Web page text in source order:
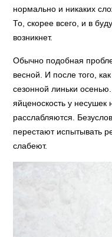
нормально и никаких
То, скорее всего, и в
возникнет.
Обычно подобная
весной. И после того,
сезонной линьки
яйценоскость у
расслабляются.
перестают испытывать
слабеют.